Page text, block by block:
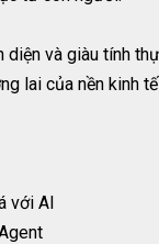
diện và giàu tính
lai của nền kinh
với AI